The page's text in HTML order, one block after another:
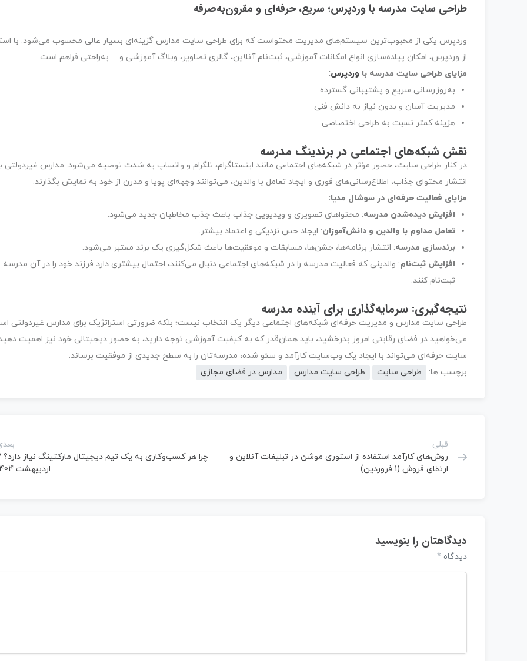
طراحی سایت مدرسه با وردپرس؛ سریع، حرفه‌ای و مقرون‌به‌صرفه
وردپرس یکی از محبوب‌ترین سیستم‌های مدیریت محتواست که برای طراحی سایت مدارس گزینه‌ای بسیار عالی محسوب می‌شود. با
از وردپرس، امکان پیاده‌سازی انواع امکانات آموزشی، ثبت‌نام آنلاین، گالری تصاویر، وبلاگ آموزشی و… به‌راحتی فراهم است.
مزایای طراحی سایت مدرسه با وردپرس:
به‌روزرسانی سریع و پشتیبانی گسترده
مدیریت آسان و بدون نیاز به دانش فنی
هزینه کمتر نسبت به طراحی اختصاصی
نقش شبکه‌های اجتماعی در برندینگ مدرسه
در کنار طراحی سایت، حضور مؤثر در شبکه‌های اجتماعی مانند اینستاگرام، تلگرام و واتساپ به شدت توصیه می‌شود. مدارس غیردولتی
انتشار محتوای جذاب، اطلاع‌رسانی‌های فوری و ایجاد تعامل با والدین، می‌توانند وجهه‌ای پویا و مدرن از خود به نمایش بگذارند.
مزایای فعالیت حرفه‌ای در سوشال مدیا:
افزایش دیده‌شدن مدرسه: محتواهای تصویری و ویدیویی جذاب باعث جذب مخاطبان جدید می‌شود.
تعامل مداوم با والدین و دانش‌آموزان: ایجاد حس نزدیکی و اعتماد بیشتر.
برندسازی مدرسه: انتشار برنامه‌ها، جشن‌ها، مسابقات و موفقیت‌ها باعث شکل‌گیری یک برند معتبر می‌شود.
افزایش ثبت‌نام: والدینی که فعالیت مدرسه را در شبکه‌های اجتماعی دنبال می‌کنند، احتمال بیشتری دارد فرزند خود را در آن مدرسه
ثبت‌نام کنند.
نتیجه‌گیری: سرمایه‌گذاری برای آینده مدرسه
طراحی سایت مدارس و مدیریت حرفه‌ای شبکه‌های اجتماعی دیگر یک انتخاب نیست؛ بلکه ضرورتی استراتژیک برای مدارس غیردولتی
می‌خواهید در فضای رقابتی امروز بدرخشید، باید همان‌قدر که به کیفیت آموزشی توجه دارید، به حضور دیجیتالی خود نیز اهمیت
سایت حرفه‌ای می‌تواند با ایجاد یک وب‌سایت کارآمد و سئو شده، مدرسه‌تان را به سطح جدیدی از موفقیت برساند.
برچسب ها:
طراحی سایت طراحی سایت مدارس مدارس در فضای مجازی
قبلی
روش‌های کارآمد استفاده از استوری موشن در تبلیغات آنلاین و
ارتقای فروش (1 فروردین)
چرا هر
اردیبهشت 1404
دیدگاهتان را بنویسید
دیدگاه *